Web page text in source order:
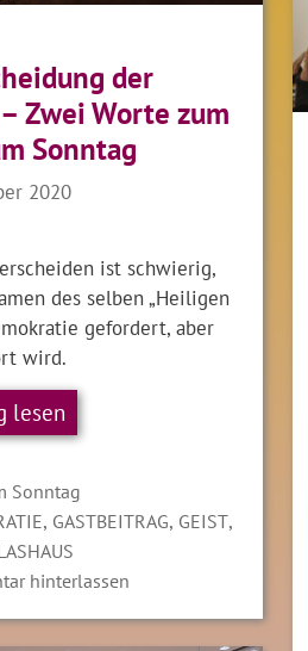
der
Zwei Worte zum
Sonntag
2020
ist schwierig,
des selben „Heiligen
gefordert, aber
wird.
lesen
Sonntag
, GASTBEITRAG, GEIST,
hinterlassen